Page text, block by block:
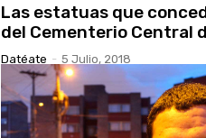
Las estatuas que
del Cementerio Central
Datéate - 5 Julio, 2018